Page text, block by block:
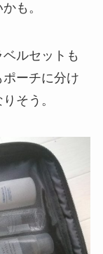
も。
ルセットも
ーチに分け
そう。